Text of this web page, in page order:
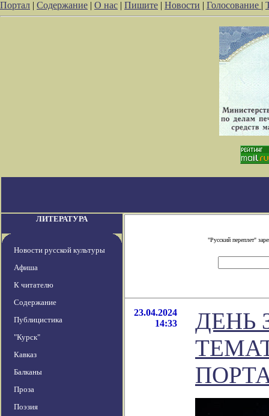
Портал | Содержание | О нас | Пишите | Новости | Голосование |
ЛИТЕРАТУРА
Новости русской культуры
Афиша
К читателю
Содержание
Публицистика
"Курск"
Кавказ
Балканы
Проза
Поэзия
"Русский переплет"
23.04.2024
14:33
ДЕНЬ